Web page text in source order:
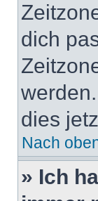
dich
dies
Nach
» Ich